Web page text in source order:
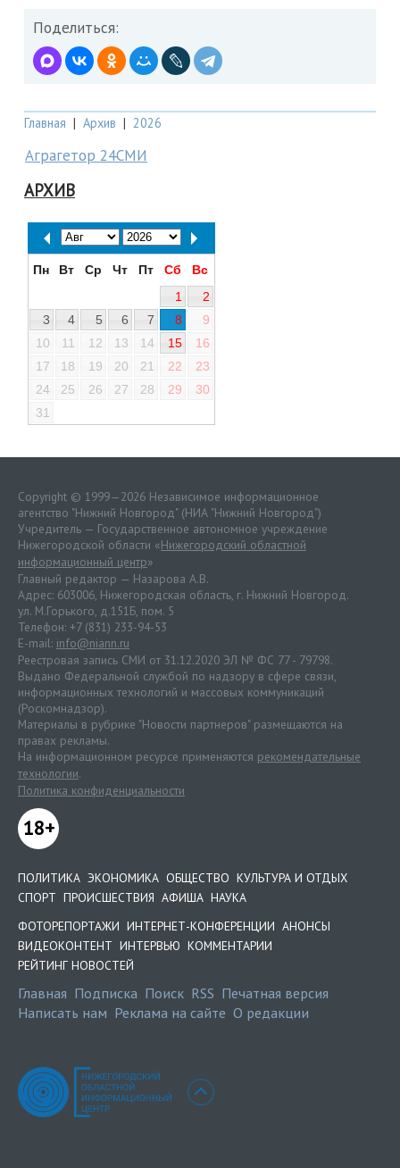
Поделиться:
Главная | Архив | 2026
Аграгетор 24СМИ
АРХИВ
Пн Вт Ср Чт Пт Сб
Вс
1
2
3
4 5 6 7 8
9
10
11 12 13 14 15
16
17
18 19 20 21 22
23
24
25 26 27 28 29
30
31
Copyright © 1999—2026 Независимое информационное
агентство "Нижний Новгород" (НИА "Нижний Новгород")
Учредитель — Государственное автономное учреждение
Нижегородской области «Нижегородский областной
информационный центр»
Главный редактор — Назарова А.В.
Адрес: 603006, Нижегородская область, г. Нижний Новгород.
ул. М.Горького, д.151Б, пом. 5
Телефон: +7 (831) 233-94-53
E-mail: info@niann.ru
Реестровая запись СМИ от 31.12.2020 ЭЛ № ФС 77 - 79798.
Выдано Федеральной службой по надзору в сфере связи,
информационных технологий и массовых коммуникаций
(Роскомнадзор).
Материалы в рубрике "Новости партнеров" размещаются на
правах рекламы.
На информационном ресурсе применяются рекомендательные
технологии.
Политика конфиденциальности
18+
ПОЛИТИКА ЭКОНОМИКА ОБЩЕСТВО КУЛЬТУРА И ОТДЫХ
СПОРТ ПРОИСШЕСТВИЯ АФИША НАУКА
ФОТОРЕПОРТАЖИ ИНТЕРНЕТ-КОНФЕРЕНЦИИ АНОНСЫ
ВИДЕОКОНТЕНТ ИНТЕРВЬЮ КОММЕНТАРИИ
РЕЙТИНГ НОВОСТЕЙ
Главная Подписка Поиск RSS Печатная версия
Написать нам Реклама на сайте О редакции